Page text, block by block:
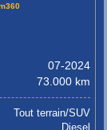
07-2024
73.000 km
Tout terrain/SUV
Diesel